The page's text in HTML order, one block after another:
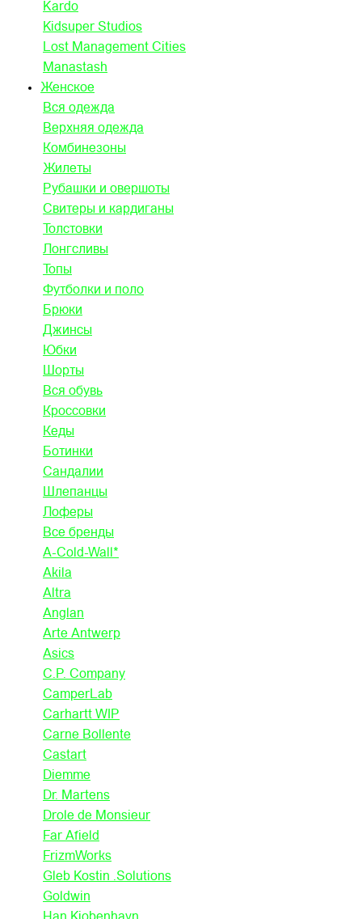
Kardo
Kidsuper Studios
Lost Management Cities
Manastash
Женское
Вся одежда
Верхняя одежда
Комбинезоны
Жилеты
Рубашки и овершоты
Свитеры и кардиганы
Толстовки
Лонгсливы
Топы
Футболки и поло
Брюки
Джинсы
Юбки
Шорты
Вся обувь
Кроссовки
Кеды
Ботинки
Сандалии
Шлепанцы
Лоферы
Все бренды
A-Cold-Wall*
Akila
Altra
Anglan
Arte Antwerp
Asics
C.P. Company
CamperLab
Carhartt WIP
Carne Bollente
Castart
Diemme
Dr. Martens
Drole de Monsieur
Far Afield
FrizmWorks
Gleb Kostin .Solutions
Goldwin